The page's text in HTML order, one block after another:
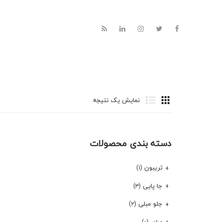
نمایش یک نتیجه
دسته بندی محصولات
تریبون (۱)
جا پایی (۳)
جلو مبلی (۲)